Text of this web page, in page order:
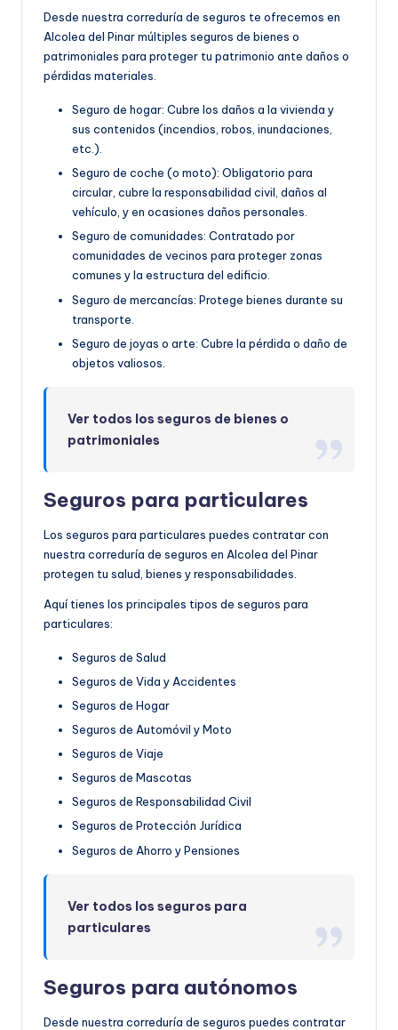
Desde nuestra correduría de seguros te ofrecemos en
Alcolea del Pinar múltiples seguros de bienes o
patrimoniales para proteger tu patrimonio ante daños o
pérdidas materiales.
Seguro de hogar: Cubre los daños a la vivienda y
sus contenidos (incendios, robos, inundaciones,
etc.).
Seguro de coche (o moto): Obligatorio para
circular, cubre la responsabilidad civil, daños al
vehículo, y en ocasiones daños personales.
Seguro de comunidades: Contratado por
comunidades de vecinos para proteger zonas
comunes y la estructura del edificio.
Seguro de mercancías: Protege bienes durante su
transporte.
Seguro de joyas o arte: Cubre la pérdida o daño de
objetos valiosos.
Ver todos los seguros de bienes o
patrimoniales
Seguros para particulares
Los seguros para particulares puedes contratar con
nuestra correduría de seguros en Alcolea del Pinar
protegen tu salud, bienes y responsabilidades.
Aquí tienes los principales tipos de seguros para
particulares:
Seguros de Salud
Seguros de Vida y Accidentes
Seguros de Hogar
Seguros de Automóvil y Moto
Seguros de Viaje
Seguros de Mascotas
Seguros de Responsabilidad Civil
Seguros de Protección Jurídica
Seguros de Ahorro y Pensiones
Ver todos los seguros para
particulares
Seguros para autónomos
Desde nuestra correduría de seguros puedes contratar